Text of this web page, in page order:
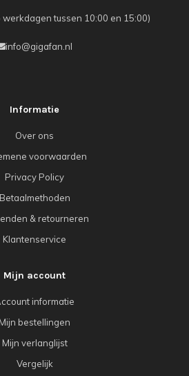
tussen 10:00 en 15:00)
info@gigafan.nl
Informatie
Over ons
voorwaarden
Privacy Policy
Betaalmethoden
& retourneren
Klantenservice
Mijn account
informatie
Mijn bestellingen
Mijn verlanglijst
Vergelijk